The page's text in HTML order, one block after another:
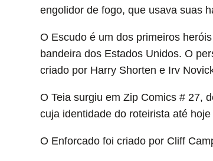
engolidor de fogo, que usava suas
O Escudo é um dos primeiros
bandeira dos Estados Unidos. O
criado por Harry Shorten e Irv
O Teia surgiu em Zip Comics # 27,
cuja identidade do roteirista até
O Enforcado foi criado por Cliff